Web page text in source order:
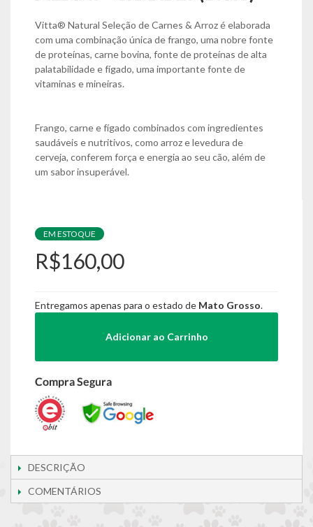
Vitta® Natural Seleção de Carnes & Arroz é elaborada
com uma combinação única de frango, uma nobre fonte
de proteínas, carne bovina, fonte de proteínas de alta
palatabilidade e fígado, uma importante fonte de
vitaminas e mineiras.
Frango, carne e fígado combinados com ingredientes
saudáveis e nutritivos, como arroz e levedura de
cerveja, conferem força e energia ao seu cão, além de
um sabor insuperável.
EM ESTOQUE
R$160,00
Entregamos apenas para o estado de Mato Grosso.
Adicionar ao Carrinho
DESCRIÇÃO
COMENTÁRIOS